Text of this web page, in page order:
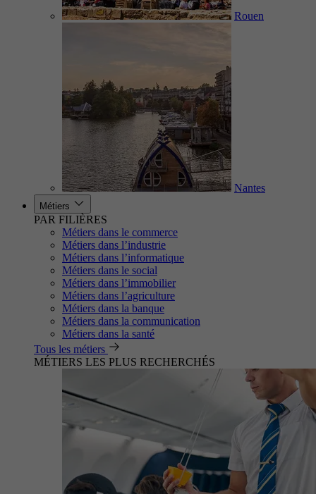
Rouen
Nantes
Métiers
PAR FILIÈRES
Métiers dans le commerce
Métiers dans l’industrie
Métiers dans l’informatique
Métiers dans le social
Métiers dans l’immobilier
Métiers dans l’agriculture
Métiers dans la banque
Métiers dans la communication
Métiers dans la santé
Tous les métiers
MÉTIERS LES PLUS RECHERCHÉS